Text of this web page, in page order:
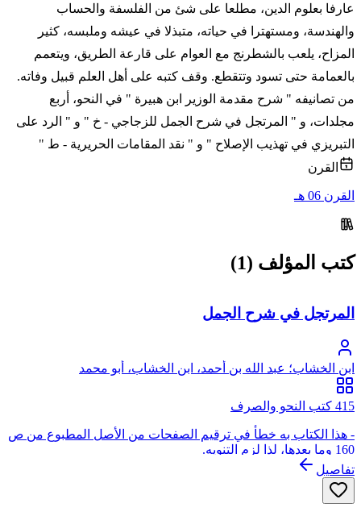
عارفا بعلوم الدين، مطلعا على شئ من الفلسفة والحساب
والهندسة، ومستهترا في حياته، متبذلا في عيشه وملبسه، كثير
المزاح، يلعب بالشطرنج مع العوام على قارعة الطريق، ويتعمم
بالعمامة حتى تسود وتتقطع. وقف كتبه على أهل العلم قبيل وفاته.
من تصانيفه " شرح مقدمة الوزير ابن هبيرة " في النحو، أربع
مجلدات، و " المرتجل في شرح الجمل للزجاجي - خ " و " الرد على
التبريزي في تهذيب الإصلاح " و " نقد المقامات الحريرية - ط "
القرن
القرن 06 هـ
كتب المؤلف (1)
المرتجل في شرح الجمل
ابن الخشاب؛ عبد الله بن أحمد، ابن الخشاب، أبو محمد
415 كتب النحو والصرف
- هذا الكتاب به خطأ في ترقيم الصفحات من الأصل المطبوع من ص
160 وما بعدها، لذا لزم التنويه.
تفاصيل